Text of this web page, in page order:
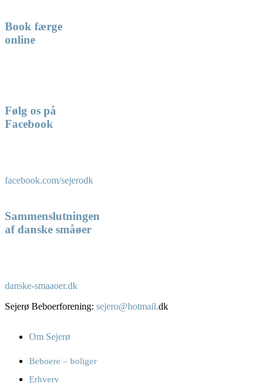
Book færge
online
Følg os på
Facebook
facebook.com/sejerodk
Sammenslutningen
af danske småøer
danske-smaaoer.dk
Sejerø Beboerforening: sejero@hotmail.dk
Om Sejerø
Beboere – boliger
Erhverv